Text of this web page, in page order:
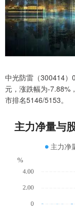
中光防雷（300414
元，涨跌幅为-7.88%
市排名5146/5153。